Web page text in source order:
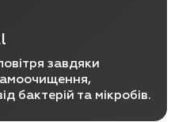
завдяки
бактерій та мікробів.